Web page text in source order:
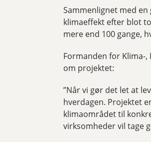
Sammenlignet med
klimaeffekt efter blot
mere end 100 gange,
Formanden for Klima-,
om projektet:
”Når vi gør det let at
hverdagen. Projektet
klimaområdet til
virksomheder vil tage